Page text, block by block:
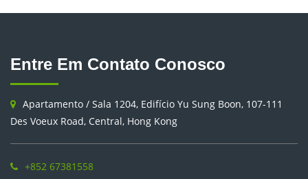
Entre Em Contato Conosco
Apartamento / Sala 1204, Edifício Yu Sung Boon, 107-111
Des Voeux Road, Central, Hong Kong
+852 67381558